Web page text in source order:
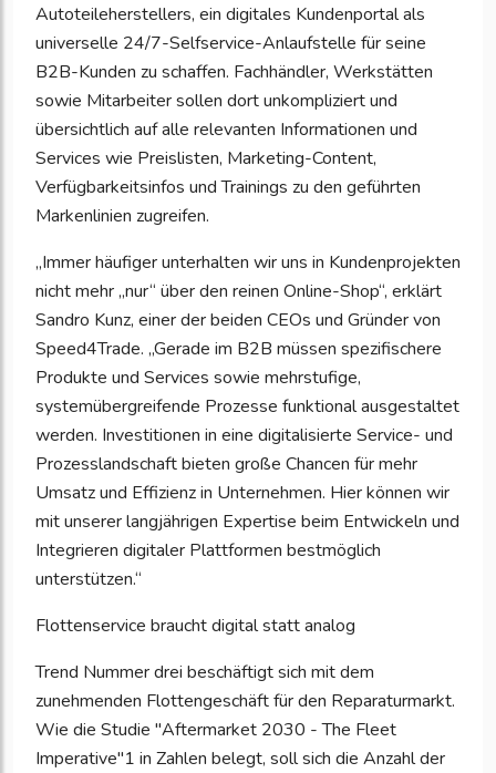
Autoteileherstellers, ein digitales Kundenportal als
universelle 24/7-Selfservice-Anlaufstelle für seine
B2B-Kunden zu schaffen. Fachhändler, Werkstätten
sowie Mitarbeiter sollen dort unkompliziert und
übersichtlich auf alle relevanten Informationen und
Services wie Preislisten, Marketing-Content,
Verfügbarkeitsinfos und Trainings zu den geführten
Markenlinien zugreifen.
„Immer häufiger unterhalten wir uns in Kundenprojekten
nicht mehr „nur“ über den reinen Online-Shop“, erklärt
Sandro Kunz, einer der beiden CEOs und Gründer von
Speed4Trade. „Gerade im B2B müssen spezifischere
Produkte und Services sowie mehrstufige,
systemübergreifende Prozesse funktional ausgestaltet
werden. Investitionen in eine digitalisierte Service- und
Prozesslandschaft bieten große Chancen für mehr
Umsatz und Effizienz in Unternehmen. Hier können wir
mit unserer langjährigen Expertise beim Entwickeln und
Integrieren digitaler Plattformen bestmöglich
unterstützen.“
Flottenservice braucht digital statt analog
Trend Nummer drei beschäftigt sich mit dem
zunehmenden Flottengeschäft für den Reparaturmarkt.
Wie die Studie "Aftermarket 2030 - The Fleet
Imperative"1 in Zahlen belegt, soll sich die Anzahl der